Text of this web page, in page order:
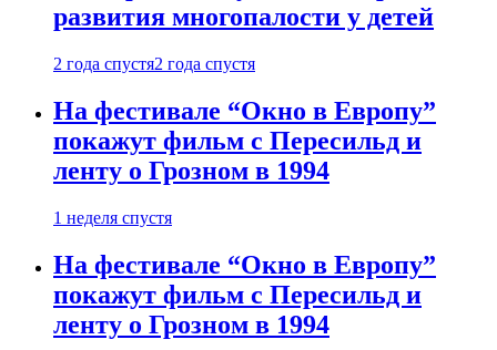
развития многопалости у детей
2 года спустя2 года спустя
На фестивале “Окно в Европу”
покажут фильм с Пересильд и
ленту о Грозном в 1994
1 неделя спустя
На фестивале “Окно в Европу”
покажут фильм с Пересильд и
ленту о Грозном в 1994